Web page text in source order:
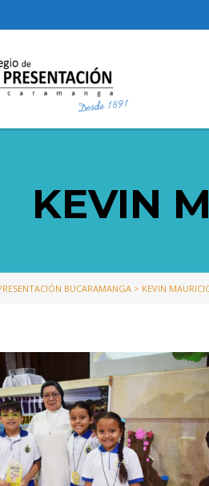
KEVIN
BUCARAMANGA > KEVIN